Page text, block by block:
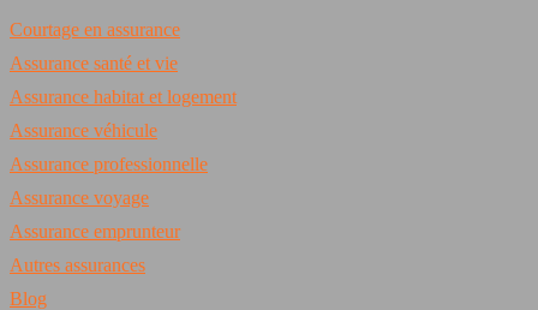
Courtage en assurance
Assurance santé et vie
Assurance habitat et logement
Assurance véhicule
Assurance professionnelle
Assurance voyage
Assurance emprunteur
Autres assurances
Blog